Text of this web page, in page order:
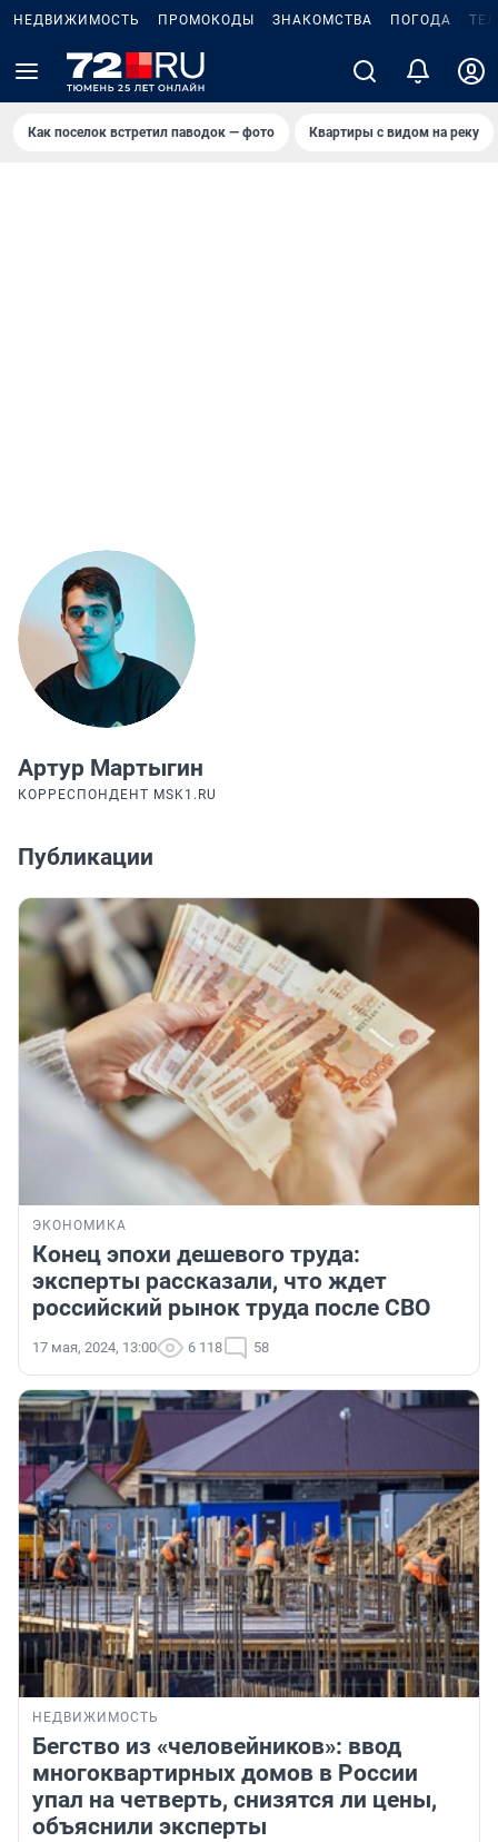
НЕДВИЖИМОСТЬ ПРОМОКОДЫ ЗНАКОМСТВА ПОГОДА
Как поселок встретил паводок — фото Квартиры с видом на реку
Артур Мартыгин
КОРРЕСПОНДЕНТ MSK1.RU
Публикации
ЭКОНОМИКА
Конец эпохи дешевого труда:
эксперты рассказали, что ждет
российский рынок труда после СВО
17 мая, 2024, 13:00 6 118 58
НЕДВИЖИМОСТЬ
Бегство из «человейников»: ввод
многоквартирных домов в России
упал на четверть, снизятся ли цены,
объяснили эксперты